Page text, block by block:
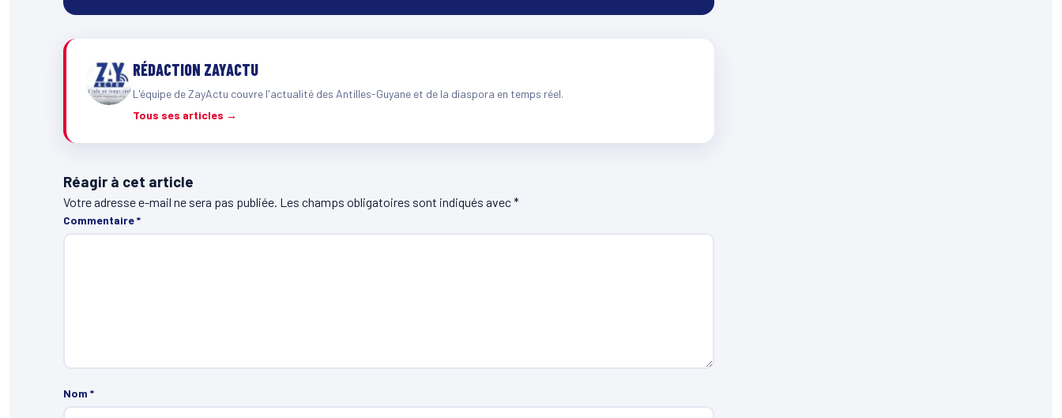
RÉDACTION ZAYACTU
L'équipe de ZayActu couvre l'actualité des Antilles-Guyane et de la diaspora en temps réel.
Tous ses articles →
Réagir à cet article
Votre adresse e-mail ne sera pas publiée. Les champs obligatoires sont indiqués avec*
Commentaire*
Nom *